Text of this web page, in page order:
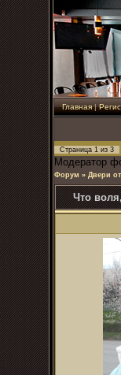
Главная|
Страница 1 из 3
Модератор
Форум » Двери
Что